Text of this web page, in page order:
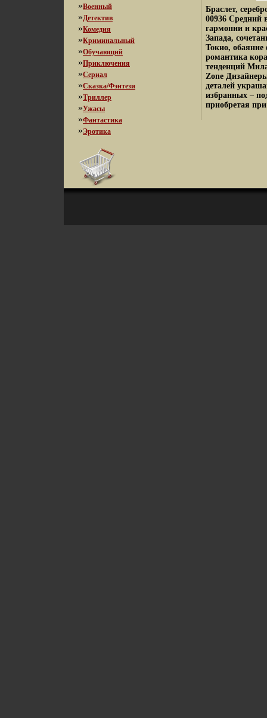
»Военный
»Детектив
»Комедия
»Криминальный
»Обучающий
»Приключения
»Сериал
»Сказка/Фэнтези
»Триллер
»Ужасы
»Фантастика
»Эротика
Браслет,
00936 Средний
гармонии и
Запада,
Токио, обаяние
романтика
тенденций
Zone
деталей
избранных –
приобретая